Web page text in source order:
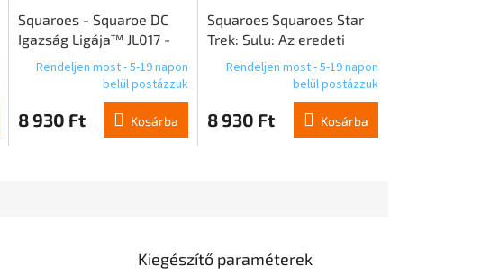
Squaroes - Squaroe DC
Igazság Ligája™ JL017 -
John Stewart™
Rendeljen most - 5-19 napon
belül postázzuk
8 930 Ft Kosárba
Squaroes Squaroes Star
Trek: Sulu: Az eredeti
sorozat ST015 - Sulu
Rendeljen most - 5-19 napon
belül postázzuk
8 930 Ft Kosárba
Kiegészítő paraméterek